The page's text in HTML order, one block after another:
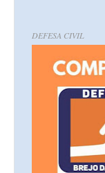
DEFESA CIVIL